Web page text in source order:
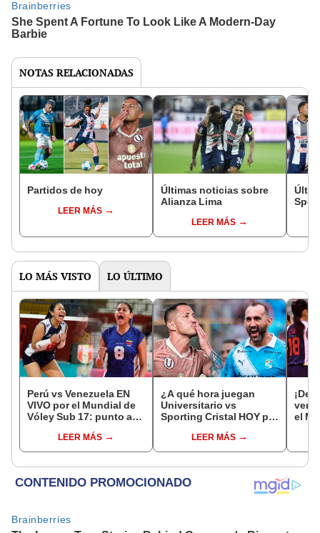
NOTAS RELACIONADAS
Partidos de hoy
LEER MÁS
Últimas noticias sobre
Alianza Lima
LEER MÁS
LO MÁS VISTO LO ÚLTIMO
Perú vs Venezuela EN
VIVO por el Mundial de
Vóley Sub 17: punto a
LEER MÁS
¿A qué hora juegan
Universitario vs
Sporting Cristal HOY por
Liga 1 2026?
LEER MÁS
el